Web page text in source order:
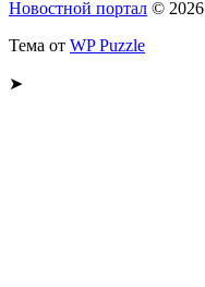
Новостной портал © 2026
Тема от WP Puzzle
➤